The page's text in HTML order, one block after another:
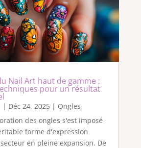
Nail Art haut de gamme :
pour un résultat
| Déc 24, 2025| Ongles
des ongles s'est imposé
forme d'expression
en pleine expansion. De